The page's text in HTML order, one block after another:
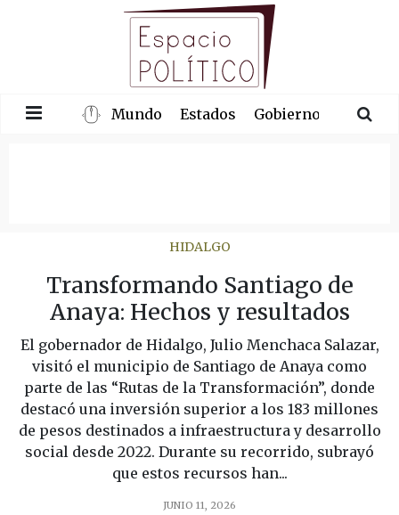
Mundo Estados Gobierno
HIDALGO
Transformando Santiago de
Anaya: Hechos y resultados
El gobernador de Hidalgo, Julio Menchaca Salazar,
visitó el municipio de Santiago de Anaya como
parte de las “Rutas de la Transformación”, donde
destacó una inversión superior a los 183 millones
de pesos destinados a infraestructura y desarrollo
social desde 2022. Durante su recorrido, subrayó
que estos recursos han...
JUNIO 11, 2026